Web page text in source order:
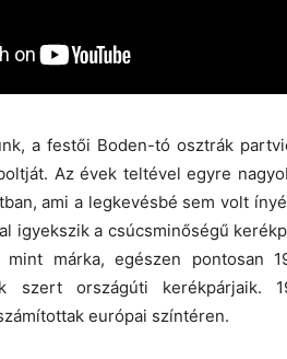
a festői Boden-tó osztrák
Az évek teltével egyre
ami a legkevésbé sem volt
igyekszik a csúcsminőségű
márka, egészen pontosan
szert országúti kerékpárjaik.
európai színtéren.